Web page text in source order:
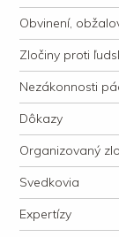
Obvinení,
Zločiny proti
Nezákonnosti
Dôkazy
Organizovaný
Svedkovia
Expertízy